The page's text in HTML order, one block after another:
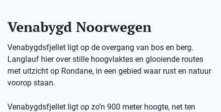
Venabygd Noorwegen
Venabygdsfjellet ligt op de overgang van bos en berg.
Langlauf hier over stille hoogvlaktes en glooiende routes
met uitzicht op Rondane, in een gebied waar rust en natuur
voorop staan.
Venabygdsfjellet ligt op zo’n 900 meter hoogte, net ten